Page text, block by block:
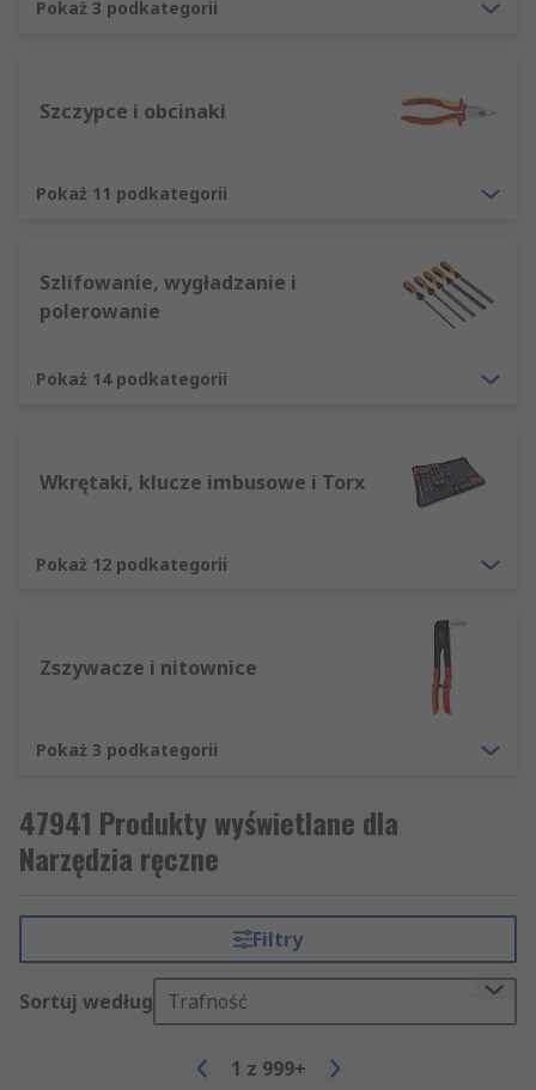
Pokaż 3 podkategorii
Szczypce i obcinaki
Pokaż 11 podkategorii
Szlifowanie, wygładzanie i
polerowanie
Pokaż 14 podkategorii
Wkrętaki, klucze imbusowe i Torx
Pokaż 12 podkategorii
Zszywacze i nitownice
Pokaż 3 podkategorii
47941 Produkty wyświetlane dla
Narzędzia ręczne
Filtry
Sortuj według Trafność
1 z 999+